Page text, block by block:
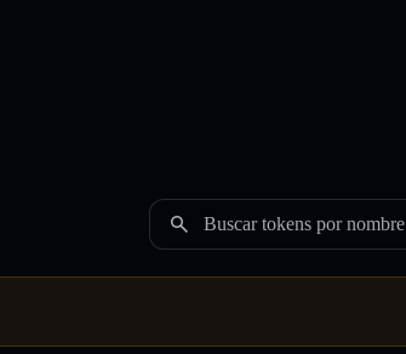
Buscar tokens por nombre